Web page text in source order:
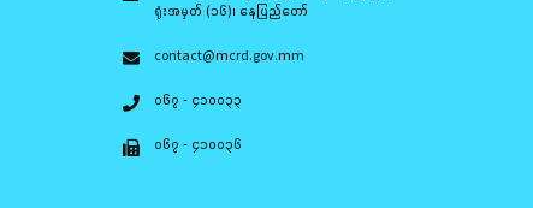
ရုံးအမှတ် (၁၆)၊ နေပြည်တော်
contact@mcrd.gov.mm
၀၆၇ - ၄၁၀၀၃၃
၀၆၇ - ၄၁၀၀၃၆